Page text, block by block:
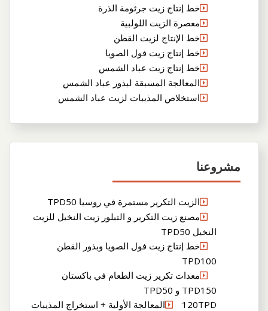
خط إنتاج زيت جرثومة الذرة
معصرة الزيت اللولبية
خط الإنتاج لزيت القطن
خط إنتاج زيت فول الصويا
خط إنتاج زيت عباد الشمس
المعالجة المسبقة لبذور عباد الشمس
استخلاص المذيبات لزيت عباد الشمس
مشروعنا
الزيت التكرير مستمرة في روسيا TPD50
مصنع زيت التكرير و التبلور زيت النخيل للزيت
النخيل TPD50
خط إنتاج زيت فول الصويا وبذور القطن
TPD100
معدات تكرير زيت الطعام في باكستان
TPD150 و TPD50
120TPDالمعالجة الأولية + استخراج المذيبات